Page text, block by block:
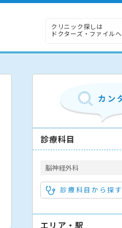
クリニック探しは
ドクターズ・ファイルへ
診療科目
脳神経外科
診療科目から探す
エリア・駅